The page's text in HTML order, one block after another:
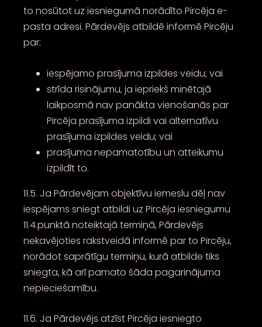
to nosūtot uz iesniegumā norādīto Pircēja e-
pasta adresi. Pārdevējs atbildē informē Pircēju
par:
iespējamo prasījuma izpildes veidu; vai
strīda risinājumu, ja iepriekš minētajā
laikposmā nav panākta vienošanās par
Pircēja prasījuma izpildi vai alternatīvu
prasījuma izpildes veidu; vai
prasījuma nepamatotību un atteikumu
izpildīt to.
11.5. Ja Pārdevējam objektīvu iemeslu dēļ nav
iespējams sniegt atbildi uz Pircēja iesniegumu
11.4.punktā noteiktajā termiņā, Pārdevējs
nekavējoties rakstveidā informē par to Pircēju,
norādot saprātīgu termiņu, kurā atbilde tiks
sniegta, kā arī pamato šāda pagarinājuma
nepieciešamību.
11.6. Ja Pārdevējs atzīst Pircēja iesniegto